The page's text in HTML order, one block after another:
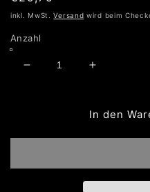
Preis
inkl. MwSt.Versand wird beim
Anzahl
Verringere
Erhöhe
für
In den